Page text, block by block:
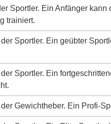
Sportler. Ein Anfänger
trainiert.
Sportler. Ein geübter
Sportler. Ein
Gewichtheber. Ein Profi-